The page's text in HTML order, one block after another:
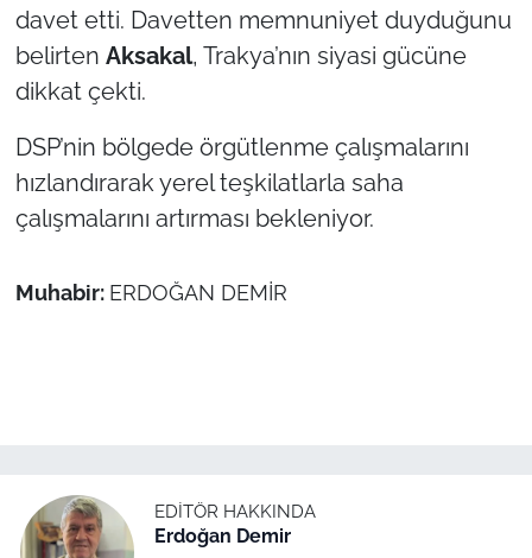
davet etti. Davetten memnuniyet duyduğunu
belirten Aksakal, Trakya’nın siyasi gücüne
dikkat çekti.
DSP’nin bölgede örgütlenme çalışmalarını
hızlandırarak yerel teşkilatlarla saha
çalışmalarını artırması bekleniyor.
Muhabir: ERDOĞAN DEMİR
EDITÖR HAKKINDA
Erdoğan Demir
İş Dünyası
Bilim Teknoloji
English News
Canlı Maç